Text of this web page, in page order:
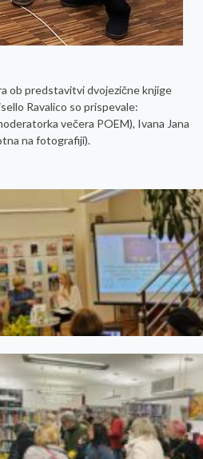
ob predstavitvi dvojezične knjige
Ravalico so prispevale:
večera POEM), Ivana Jana
na fotografiji).